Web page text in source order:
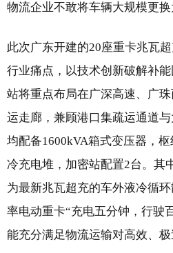
物流企业不敢将车辆大规模更换
此次广东开建的20座重卡兆瓦
行业痛点，以技术创新破解补
站将重点布局在广深高速、广
运走廊，兼顾港口集疏运通道
均配备1600kVA箱式变压器，
冷充电堆，加密站配置2台。其
为最新兆瓦超充的车外液冷循
率电动重卡“充电五分钟，行驶
能充分满足物流运输对高效、极